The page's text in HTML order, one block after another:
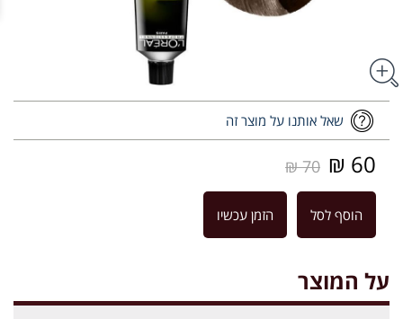
שאל אותנו על מוצר זה
60 ₪
70 ₪
הוסף לסל הזמן עכשיו
על המוצר